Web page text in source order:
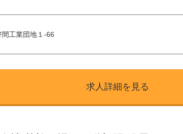
工業団地１-66
求人詳細を見る